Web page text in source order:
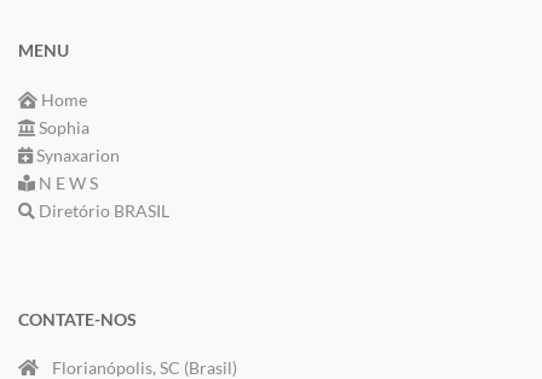
MENU
Home
Sophia
Synaxarion
N E W S
Diretório BRASIL
CONTATE-NOS
Florianópolis, SC (Brasil)